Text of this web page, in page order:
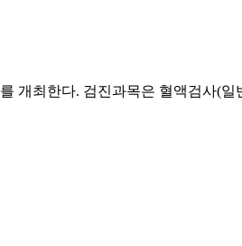
개최한다. 검진과목은 혈액검사(일